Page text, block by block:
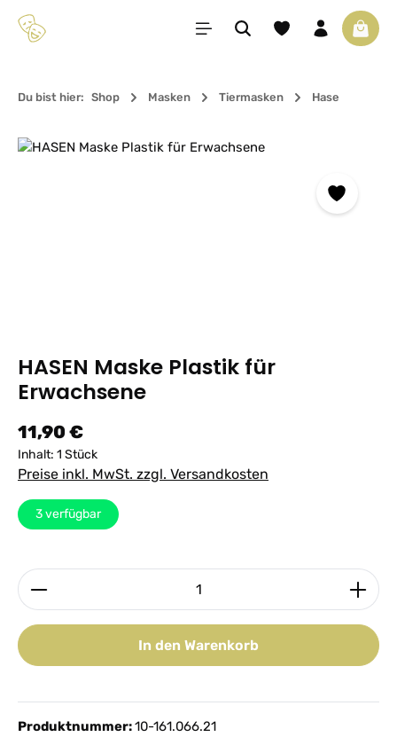
Zum Hauptinhalt springen Du hast 0 Produkte
Du bist hier: Shop Masken Tiermasken Hase
Bildergalerie überspringen
HASEN Maske Plastik für
Erwachsene
Regulärer Preis:
11,90 €
Inhalt: 1 Stück
Preise inkl. MwSt. zzgl. Versandkosten
3verfügbar
Produkt Anzahl: Gib den gewünschten Wert ein
In den Warenkorb
Produktnummer:10-161.066.21